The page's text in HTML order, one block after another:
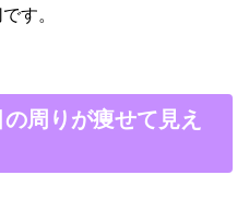
す。
周りが痩せて見え